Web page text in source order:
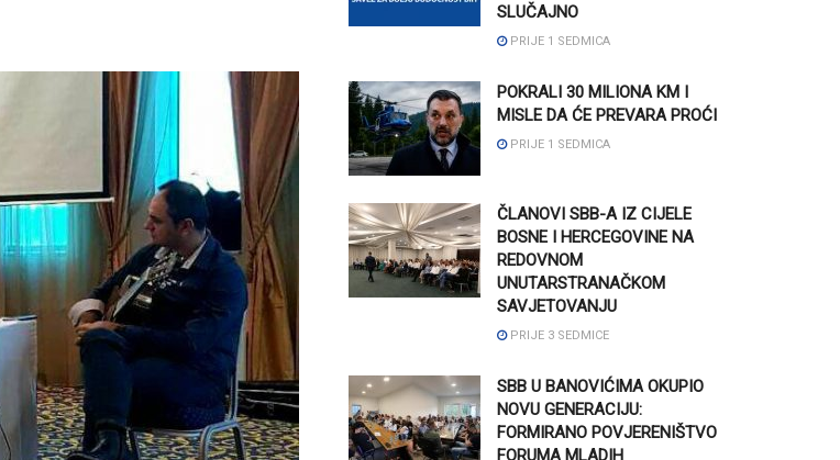
SLUČAJNO
PRIJE 1 SEDMICA
POKRALI 30 MILIONA KM I
MISLE DA ĆE PREVARA PROĆI
PRIJE 1 SEDMICA
ČLANOVI SBB-A IZ CIJELE
BOSNE I HERCEGOVINE NA
REDOVNOM
UNUTARSTRANAČKOM
SAVJETOVANJU
PRIJE 3 SEDMICE
SBB U BANOVIĆIMA OKUPIO
NOVU GENERACIJU:
FORMIRANO POVJERENIŠTVO
FORUMA MLADIH